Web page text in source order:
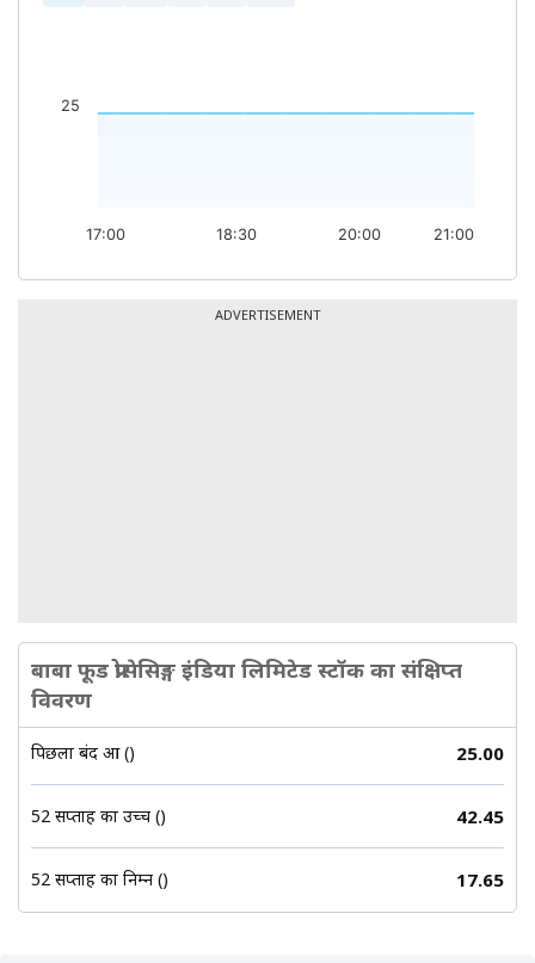
17:00 18:30 20:00 21:00
25
ADVERTISEMENT
बाबा फूड प्रोसेसिङ्ग इंडिया लिमिटेड स्टॉक का संक्षिप्त
विवरण
पिछला बंद हुआ (₹) 25.00
52 सप्ताह का उच्च (₹) 42.45
52 सप्ताह का निम्न (₹) 17.65